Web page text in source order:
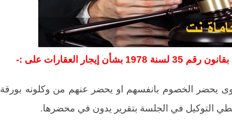
يحضر الخصوم بانفسهم او يحضر عنهم من وكلونه بورقة
التوكيل في الجلسة بتقرير يدون في محضرها.